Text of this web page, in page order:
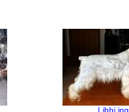
Libbi.jpg